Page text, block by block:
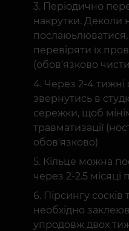
Періодично
накрутки. Деколи
перевіряти їх
(обов‘язково
Через 2-4 тижні
звернутись в
сережки, щоб
травматизації
обов'язково)
Кільце можна
через 2-2.5 місяці
Пірсингу
необхідно
упродовж двох